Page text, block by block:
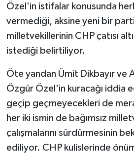
Özel'in istifalar konusunda
vermediği, aksine yeni bir
milletvekillerinin CHP çatısı
istediği belirtiliyor.
Öte yandan Ümit Dikbayır ve
Özgür Özel'in kuracağı iddia
geçip geçmeyecekleri de
her iki ismin de bağımsız
çalışmalarını sürdürmesinin
ediliyor. CHP kulislerinde